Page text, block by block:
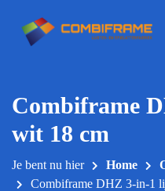
naar
Combiframe
wit 18 cm
Je bent nu hier Home
Combiframe DHZ 3-in-1